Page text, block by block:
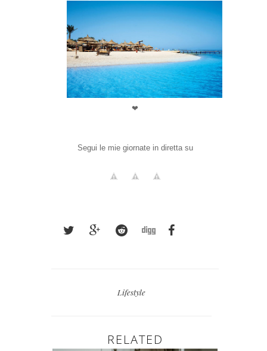
❤
Segui le mie giornate in diretta su
Lifestyle
RELATED